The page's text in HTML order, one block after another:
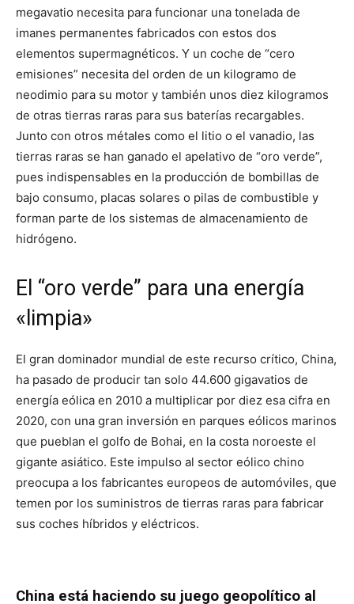
megavatio necesita para funcionar una tonelada de
imanes permanentes fabricados con estos dos
elementos supermagnéticos. Y un coche de “cero
emisiones” necesita del orden de un kilogramo de
neodimio para su motor y también unos diez kilogramos
de otras tierras raras para sus baterías recargables.
Junto con otros métales como el litio o el vanadio, las
tierras raras se han ganado el apelativo de “oro verde”,
pues indispensables en la producción de bombillas de
bajo consumo, placas solares o pilas de combustible y
forman parte de los sistemas de almacenamiento de
hidrógeno.
El “oro verde” para una energía
«limpia»
El gran dominador mundial de este recurso crítico, China,
ha pasado de producir tan solo 44.600 gigavatios de
energía eólica en 2010 a multiplicar por diez esa cifra en
2020, con una gran inversión en parques eólicos marinos
que pueblan el golfo de Bohai, en la costa noroeste el
gigante asiático. Este impulso al sector eólico chino
preocupa a los fabricantes europeos de automóviles, que
temen por los suministros de tierras raras para fabricar
sus coches híbridos y eléctricos.
China está haciendo su juego geopolítico al